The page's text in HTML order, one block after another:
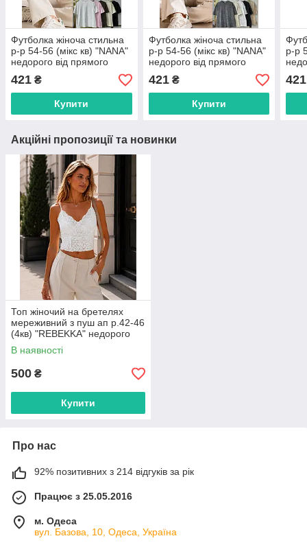
Футболка жіноча стильна
р-р 54-56 (мікс кв) "NANA"
недорого від прямого
постачальника
421 ₴
Купити
Футболка жіноча стильна
р-р 54-56 (мікс кв) "NANA"
недорого від прямого
постачальника
421₴
Купити
р-р
421
Акційні пропозиції та новинки
Топ жіночий на бретелях
мереживний з пуш ап р.42-46
(4кв) "REBEKKA" недорого
гуртом від прямого
постачальника
В наявності
500 ₴
Купити
Про нас
92% позитивних з 214 відгуків за рік
Працює з 25.05.2016
м. Одеса
вул. Базова, 10, Одеса, Україна